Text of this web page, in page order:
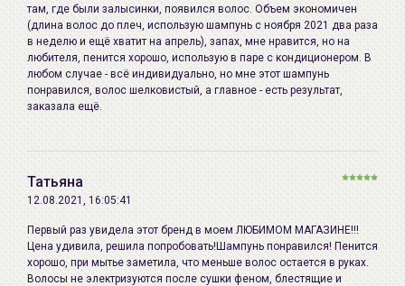
Импортер в
Беларусь:
ИП Мигаль Наталья Петровна,
УНП 192179286, Беларусь,
220020 Минск, ул.Радужная 4/1-
136. www.allcosmetics.by, E-mail:
там, где были залысинки, появился волос. Объем экономичен
(длина волос до плеч, использую шампунь с ноября 2021 два раза
в неделю и ещё хватит на апрель), запах, мне нравится, но на
любителя, пенится хорошо, использую в паре с кондиционером. В
любом случае - всё индивидуально, но мне этот шампунь
понравился, волос шелковистый, а главное - есть результат,
заказала ещё.
Татьяна
12.08.2021, 16:05:41
Первый раз увидела этот бренд в моем ЛЮБИМОМ МАГАЗИНЕ!!!
Цена удивила, решила попробовать!Шампунь понравился! Пенится
хорошо, при мытье заметила, что меньше волос остается в руках.
Волосы не электризуются после сушки феном, блестящие и